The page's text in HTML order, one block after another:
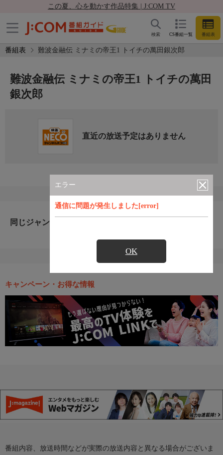
この夏、心を動かす作品特集 | J:COM TV
CS番組一覧 番組表
検索
番組表 難波金融伝 ミナミの帝王1 トイチの萬田銀次郎
エラー
通信に問題が発生しました[error]
OK
難波金融伝 ミナミの帝王1 トイチの萬田
銀次郎
直近の放送予定はありません
同じジャンルのおすすめ番組
キャンペーン・お得な情報
番組内容、放送時間などが実際の放送内容と異なる場合がございま